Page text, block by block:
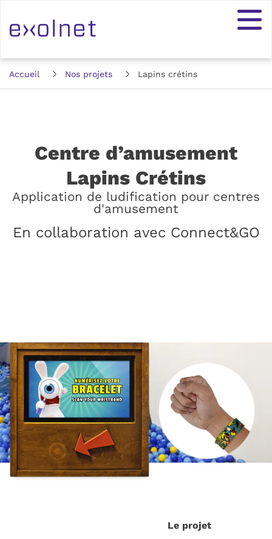
Accueil Nos projets Lapins crétins
Centre d’amusement
Lapins Crétins:
Application de ludification pour centres
d'amusement
En collaboration avec Connect&GO
Le projet